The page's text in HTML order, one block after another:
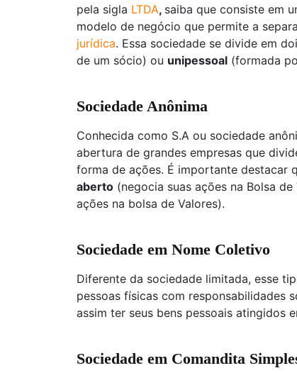
pela sigla LTDA, saiba que consiste em
modelo de negócio que permite a
jurídica. Essa sociedade se divide em
de um sócio) ou unipessoal (formada
Sociedade Anônima
Conhecida como S.A ou sociedade
abertura de grandes empresas que
forma de ações. É importante destacar
aberto (negocia suas ações na Bolsa de
ações na bolsa de Valores).
Sociedade em Nome Coletivo
Diferente da sociedade limitada, esse
pessoas físicas com responsabilidades
assim ter seus bens pessoais atingidos
Sociedade em Comandita